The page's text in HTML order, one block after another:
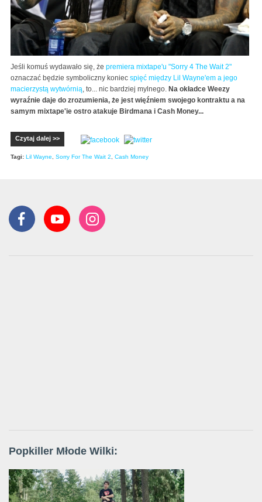
Jeśli komuś wydawało się, że premiera mixtape'u "Sorry 4 The Wait 2"
oznaczać będzie symboliczny koniec spięć między Lil Wayne'em a jego
macierzystą wytwórnią, to... nic bardziej mylnego. Na okładce Weezy
wyraźnie daje do zrozumienia, że jest więźniem swojego kontraktu a na
samym mixtape'ie ostro atakuje Birdmana i Cash Money...
Czytaj dalej >>
Tagi: Lil Wayne, Sorry For The Wait 2, Cash Money
Popkiller Młode Wilki: